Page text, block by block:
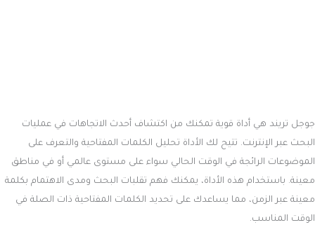
جوجل تريند هي أداة قوية تمكنك من اكتشاف أحدث الاتجاهات في عمليات
البحث عبر الإنترنت. تتيح لك الأداة تحليل الكلمات المفتاحية والتعرف على
الموضوعات الرائجة في الوقت الحالي سواء على مستوى عالمي أو في مناطق
معينة. باستخدام هذه الأداة، يمكنك فهم تقلبات البحث ومدى الاهتمام بكلمة
معينة عبر الزمن، مما يساعدك على تحديد الكلمات المفتاحية ذات الصلة في
الوقت المناسب.